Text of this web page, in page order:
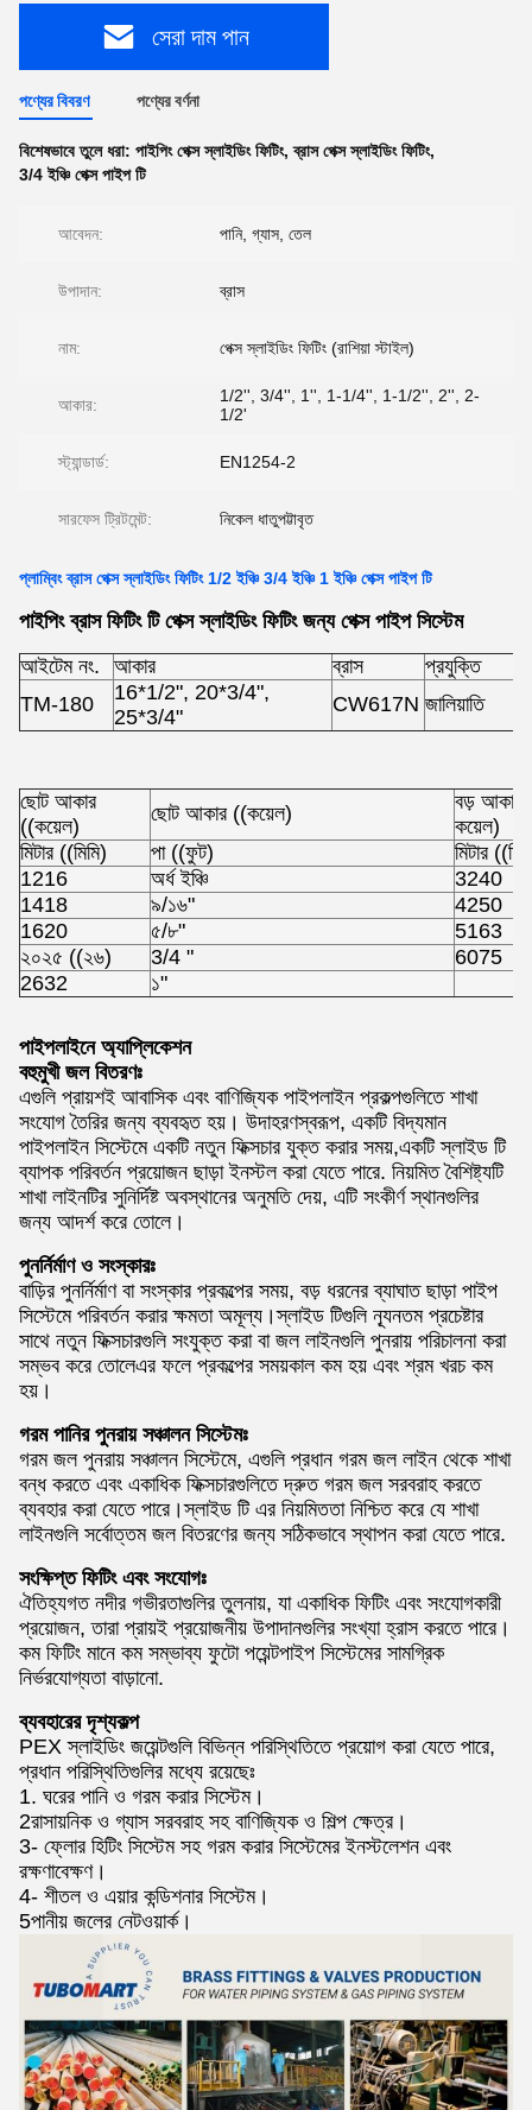
সেরা দাম পান
পণ্যের বিবরণ পণ্যের বর্ণনা
বিশেষভাবে তুলে ধরা: পাইপিং পেক্স স্লাইডিং ফিটিং,ব্রাস পেক্স স্লাইডিং ফিটিং,
3/4 ইঞ্চি পেক্স পাইপ টি
আবেদন: পানি, গ্যাস, তেল
উপাদান: ব্রাস
নাম: পেক্স স্লাইডিং ফিটিং (রাশিয়া স্টাইল)
আকার:
1/2'', 3/4'', 1'', 1-1/4'', 1-1/2'', 2'', 2-
1/2'
স্ট্যান্ডার্ড: EN1254-2
সারফেস ট্রিটমেন্ট: নিকেল ধাতুপট্টাবৃত
প্লাম্বিং ব্রাস পেক্স স্লাইডিং ফিটিং 1/2 ইঞ্চি 3/4 ইঞ্চি 1 ইঞ্চি পেক্স পাইপ টি
পাইপিং ব্রাস ফিটিং টি পেক্স স্লাইডিং ফিটিং জন্য পেক্স পাইপ সিস্টেম
আইটেম নং.
আকার ব্রাস
প্রযুক্তি
TM-180
16*1/2", 20*3/4",
25*3/4"
CW617N জালিয়াতি
ছোট আকার
((কয়েল)
ছোট আকার ((কয়েল)
বড় আকার
কয়েল)
মিটার ((মিমি)
পা ((ফুট)
মিটার
1216
অর্ধ ইঞ্চি
3240
1418
৯/১৬"
4250
1620
৫/৮"
5163
২০২৫ ((২৬)
3/4 "
6075
2632
১"
পাইপলাইনে অ্যাপ্লিকেশন
বহুমুখী জল বিতরণঃ
এগুলি প্রায়শই আবাসিক এবং বাণিজ্যিক পাইপলাইন প্রকল্পগুলিতে শাখা
সংযোগ তৈরির জন্য ব্যবহৃত হয়। উদাহরণস্বরূপ, একটি বিদ্যমান
পাইপলাইন সিস্টেমে একটি নতুন ফিক্সচার যুক্ত করার সময়,একটি স্লাইড টি
ব্যাপক পরিবর্তন প্রয়োজন ছাড়া ইনস্টল করা যেতে পারে. নিয়মিত বৈশিষ্ট্যটি
শাখা লাইনটির সুনির্দিষ্ট অবস্থানের অনুমতি দেয়, এটি সংকীর্ণ স্থানগুলির
জন্য আদর্শ করে তোলে।
পুনর্নির্মাণ ও সংস্কারঃ
বাড়ির পুনর্নির্মাণ বা সংস্কার প্রকল্পের সময়, বড় ধরনের ব্যাঘাত ছাড়া পাইপ
সিস্টেমে পরিবর্তন করার ক্ষমতা অমূল্য।স্লাইড টিগুলি ন্যূনতম প্রচেষ্টার
সাথে নতুন ফিক্সচারগুলি সংযুক্ত করা বা জল লাইনগুলি পুনরায় পরিচালনা করা
সম্ভব করে তোলেএর ফলে প্রকল্পের সময়কাল কম হয় এবং শ্রম খরচ কম
হয়।
গরম পানির পুনরায় সঞ্চালন সিস্টেমঃ
গরম জল পুনরায় সঞ্চালন সিস্টেমে, এগুলি প্রধান গরম জল লাইন থেকে শাখা
বন্ধ করতে এবং একাধিক ফিক্সচারগুলিতে দ্রুত গরম জল সরবরাহ করতে
ব্যবহার করা যেতে পারে।স্লাইড টি এর নিয়মিততা নিশ্চিত করে যে শাখা
লাইনগুলি সর্বোত্তম জল বিতরণের জন্য সঠিকভাবে স্থাপন করা যেতে পারে.
সংক্ষিপ্ত ফিটিং এবং সংযোগঃ
ঐতিহ্যগত নদীর গভীরতাগুলির তুলনায়, যা একাধিক ফিটিং এবং সংযোগকারী
প্রয়োজন, তারা প্রায়ই প্রয়োজনীয় উপাদানগুলির সংখ্যা হ্রাস করতে পারে।
কম ফিটিং মানে কম সম্ভাব্য ফুটো পয়েন্টপাইপ সিস্টেমের সামগ্রিক
নির্ভরযোগ্যতা বাড়ানো.
ব্যবহারের দৃশ্যকল্প
PEX স্লাইডিং জয়েন্টগুলি বিভিন্ন পরিস্থিতিতে প্রয়োগ করা যেতে পারে,
প্রধান পরিস্থিতিগুলির মধ্যে রয়েছেঃ
1. ঘরের পানি ও গরম করার সিস্টেম।
2রাসায়নিক ও গ্যাস সরবরাহ সহ বাণিজ্যিক ও শিল্প ক্ষেত্র।
3- ফ্লোর হিটিং সিস্টেম সহ গরম করার সিস্টেমের ইনস্টলেশন এবং
রক্ষণাবেক্ষণ।
4- শীতল ও এয়ার কন্ডিশনার সিস্টেম।
5পানীয় জলের নেটওয়ার্ক।